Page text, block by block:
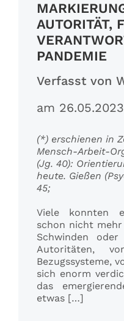
AUTORITÄT,
PANDEMIE
Verfasst von
am 26.05.2023
(*) erschienen in
Mensch-Arbeit-
(Jg. 40):
heute. Gießen
45;
Viele konnten
schon nicht
Schwinden
Autoritäten,
Bezugssysteme,
sich enorm
das
etwas […]